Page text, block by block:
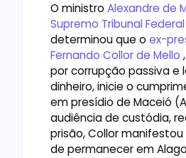
O ministro Alexandre de
Supremo Tribunal Federal
determinou que o ex-
Fernando Collor de Mello
por corrupção passiva e
dinheiro, inicie o
em presídio de Maceió
audiência de custódia,
prisão, Collor
de permanecer em